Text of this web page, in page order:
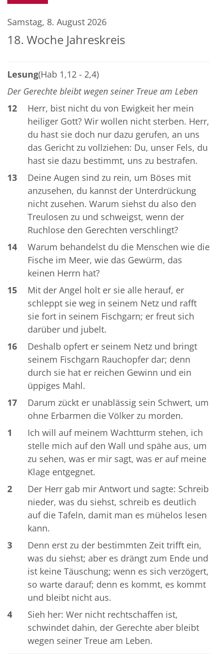
Samstag, 8. August 2026
18. Woche Jahreskreis
Lesung(Hab 1,12 - 2,4)
Der Gerechte bleibt wegen seiner Treue am Leben
12
Herr, bist nicht du von Ewigkeit her mein
heiliger Gott? Wir wollen nicht sterben. Herr,
du hast sie doch nur dazu gerufen, an uns
das Gericht zu vollziehen: Du, unser Fels, du
hast sie dazu bestimmt, uns zu bestrafen.
13
Deine Augen sind zu rein, um Böses mit
anzusehen, du kannst der Unterdrückung
nicht zusehen. Warum siehst du also den
Treulosen zu und schweigst, wenn der
Ruchlose den Gerechten verschlingt?
14
Warum behandelst du die Menschen wie die
Fische im Meer, wie das Gewürm, das
keinen Herrn hat?
15
Mit der Angel holt er sie alle herauf, er
schleppt sie weg in seinem Netz und rafft
sie fort in seinem Fischgarn; er freut sich
darüber und jubelt.
16
Deshalb opfert er seinem Netz und bringt
seinem Fischgarn Rauchopfer dar; denn
durch sie hat er reichen Gewinn und ein
üppiges Mahl.
17
Darum zückt er unablässig sein Schwert, um
ohne Erbarmen die Völker zu morden.
1
Ich will auf meinem Wachtturm stehen, ich
stelle mich auf den Wall und spähe aus, um
zu sehen, was er mir sagt, was er auf meine
Klage entgegnet.
2
Der Herr gab mir Antwort und sagte: Schreib
nieder, was du siehst, schreib es deutlich
auf die Tafeln, damit man es mühelos lesen
kann.
3
Denn erst zu der bestimmten Zeit trifft ein,
was du siehst; aber es drängt zum Ende und
ist keine Täuschung; wenn es sich verzögert,
so warte darauf; denn es kommt, es kommt
und bleibt nicht aus.
4
Sieh her: Wer nicht rechtschaffen ist,
schwindet dahin, der Gerechte aber bleibt
wegen seiner Treue am Leben.